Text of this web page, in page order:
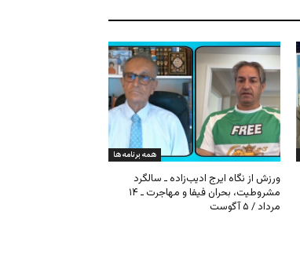
همه برنامه ها
ورزش از نگاه ایرج ادیب‌زاده ـ سالگرد
مشروطیت، بحران فیفا و مهاجرت ـ ۱۴
مرداد / ۵ آگوست